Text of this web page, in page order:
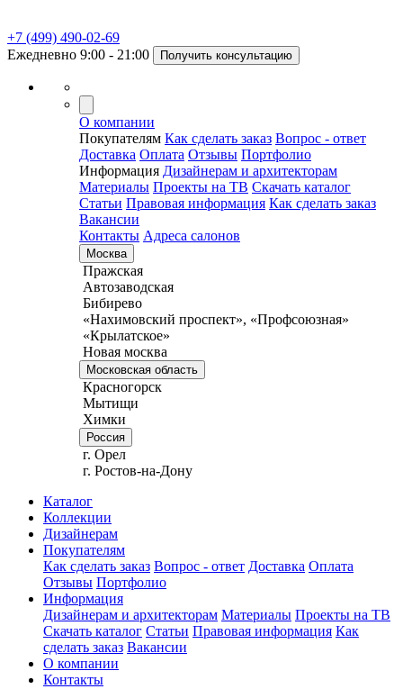
+7 (499) 490-02-69
Ежедневно 9:00 - 21:00
Получить консультацию
О компании
Покупателям Как сделать заказ Вопрос - ответ
Доставка Оплата Отзывы Портфолио
Информация Дизайнерам и архитекторам
Материалы Проекты на ТВ Скачать каталог
Статьи Правовая информация Как сделать заказ
Вакансии
Контакты Адреса салонов
Москва
Пражская
Автозаводская
Бибирево
«Нахимовский проспект», «Профсоюзная»
«Крылатское»
Новая москва
Московская область
Красногорск
Мытищи
Химки
Россия
г. Орел
г. Ростов-на-Дону
Каталог
Коллекции
Дизайнерам
Покупателям
Как сделать заказ Вопрос - ответ Доставка Оплата
Отзывы Портфолио
Информация
Дизайнерам и архитекторам Материалы Проекты на ТВ
Скачать каталог Статьи Правовая информация Как
сделать заказ Вакансии
О компании
Контакты